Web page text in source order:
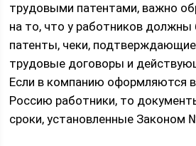
трудовыми патентами, важно
на то, что у работников
патенты, чеки, подтверждающие
трудовые договоры и
Если в компанию оформляются
Россию работники, то
сроки, установленные Законом